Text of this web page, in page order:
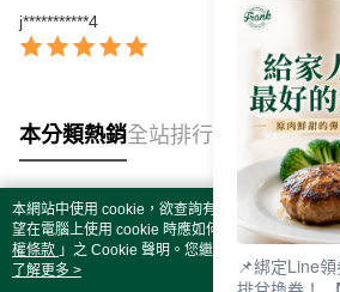
j***********4
本分類熱銷全站排行
熱門標籤
本網站中使用 cookie，欲查詢有關本網站使用
望在電腦上使用 cookie 時應如何變更電腦的
權條款 」之 Cookie 聲明。您繼續使用本網站即表
用條款之 Cookie 聲明使用 cookie。
了解更多 >
📌綁定Line